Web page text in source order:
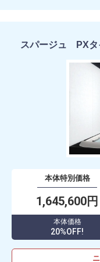
スパージュ PXタ
本体特別価格
1,645,600円
本体価格
20%OFF!